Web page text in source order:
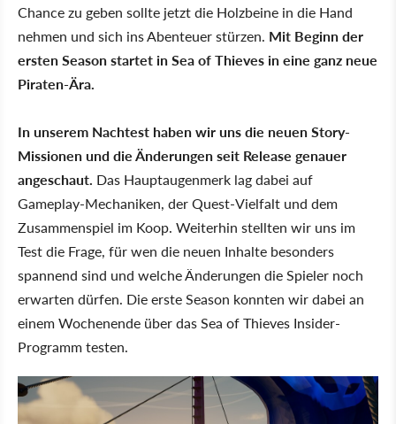
Chance zu geben sollte jetzt die Holzbeine in die Hand
nehmen und sich ins Abenteuer stürzen. Mit Beginn der
ersten Season startet in Sea of Thieves in eine ganz neue
Piraten-Ära.
In unserem Nachtest haben wir uns die neuen Story-
Missionen und die Änderungen seit Release genauer
angeschaut. Das Hauptaugenmerk lag dabei auf
Gameplay-Mechaniken, der Quest-Vielfalt und dem
Zusammenspiel im Koop. Weiterhin stellten wir uns im
Test die Frage, für wen die neuen Inhalte besonders
spannend sind und welche Änderungen die Spieler noch
erwarten dürfen. Die erste Season konnten wir dabei an
einem Wochenende über das Sea of Thieves Insider-
Programm testen.